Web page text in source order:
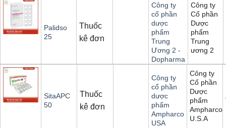
Palidso
25
Thuốc
kê đơn
Công ty
cổ phần
dược
phẩm
Trung
Ương 2 -
Dopharma
Công ty
Cổ phần
Dược
phẩm
Trung
ương 2
SitaAPC
50
Thuốc
kê đơn
Công ty
cổ phần
dược
phẩm
Ampharco
USA
Công ty
Cổ phần
Dược
phẩm
Ampharco
U.S.A